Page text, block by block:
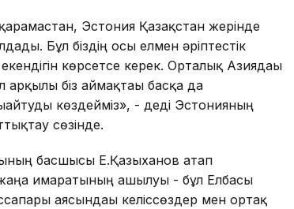
Эстония Қазақстан жерінде
Бұл біздің осы елмен әріптестік
көрсетсе керек. Орталық Азиядағы
арқылы біз аймақтағы басқа да
көздейміз», - деді Эстонияның
сөзінде.
басшысы Е.Қазыханов атап
жаңа ғимаратының ашылуы - бұл Елбасы
аясындағы келіссөздер мен ортақ